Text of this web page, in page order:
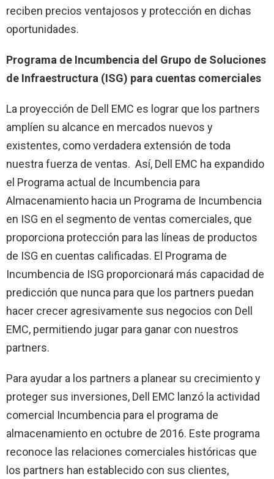
reciben precios ventajosos y protección en dichas
oportunidades.
Programa de Incumbencia del Grupo de Soluciones
de Infraestructura (ISG) para cuentas comerciales
La proyección de Dell EMC es lograr que los partners
amplíen su alcance en mercados nuevos y
existentes, como verdadera extensión de toda
nuestra fuerza de ventas. Así, Dell EMC ha expandido
el Programa actual de Incumbencia para
Almacenamiento hacia un Programa de Incumbencia
en ISG en el segmento de ventas comerciales, que
proporciona protección para las líneas de productos
de ISG en cuentas calificadas. El Programa de
Incumbencia de ISG proporcionará más capacidad de
predicción que nunca para que los partners puedan
hacer crecer agresivamente sus negocios con Dell
EMC, permitiendo jugar para ganar con nuestros
partners.
Para ayudar a los partners a planear su crecimiento y
proteger sus inversiones, Dell EMC lanzó la actividad
comercial Incumbencia para el programa de
almacenamiento en octubre de 2016. Este programa
reconoce las relaciones comerciales históricas que
los partners han establecido con sus clientes,